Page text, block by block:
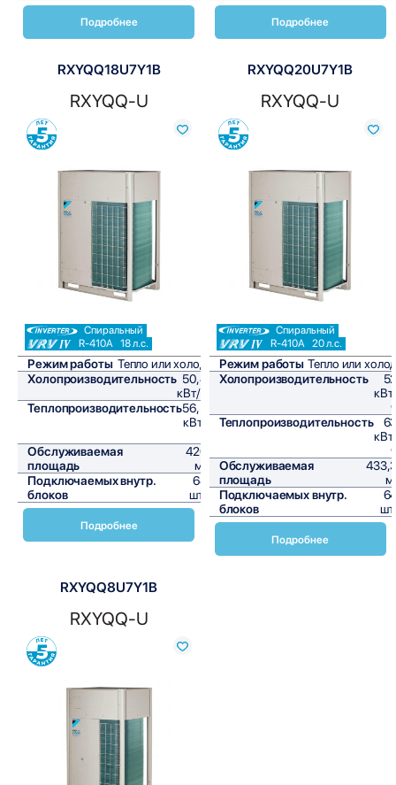
Подробнее Подробнее
RXYQQ18U7Y1B
RXYQQ-U
Сравнить
Спиральный
R-410A 18 л.с.
Режим работы Тепло или холод
Холопроизводительность 50,4
кВт/ч
Теплопроизводительность56,5
кВт/
Обслуживаемая
площадь
420
м²
Подключаемых внутр.
блоков
64
шт,
Подробнее
RXYQQ20U7Y1B
RXYQQ-U
Сравнить
Спиральный
R-410A 20 л.с.
Режим работы Тепло или
Холопроизводительность
Теплопроизводительность
Обслуживаемая
площадь
Подключаемых внутр.
блоков
Подробнее
RXYQQ8U7Y1B
RXYQQ-U
Сравнить